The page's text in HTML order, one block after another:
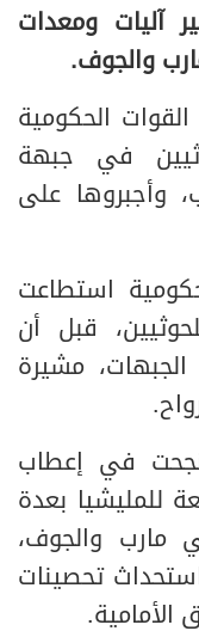
آليات ومعدات
والجوف.
الحكومية
في جبهة
وأجبروها على
استطاعت
قبل أن
مشيرة
نجحت في إعطاب
للمليشيا بعدة
مارب والجوف،
تحصينات